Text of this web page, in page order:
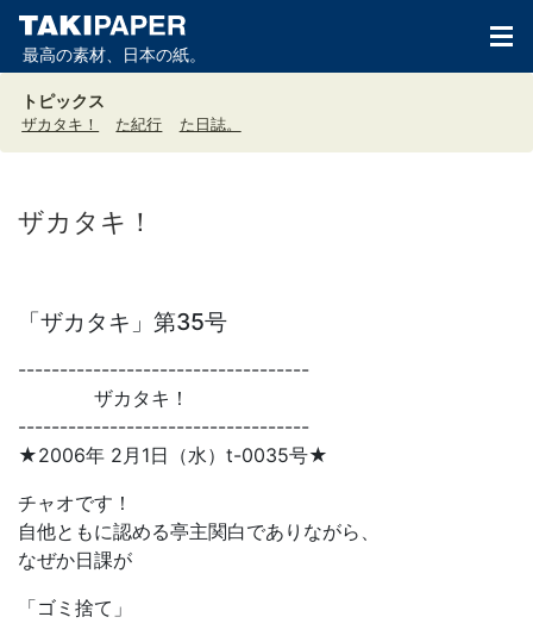
最高の素材、日本の紙。
トピックス
ザカタキ！ た紀行 た日誌。
ザカタキ！
「ザカタキ」第35号
-----------------------------------
ザカタキ！
-----------------------------------
★2006年 2月1日（水）t-0035号★
チャオです！
自他ともに認める亭主関白でありながら、
なぜか日課が
「ゴミ捨て」